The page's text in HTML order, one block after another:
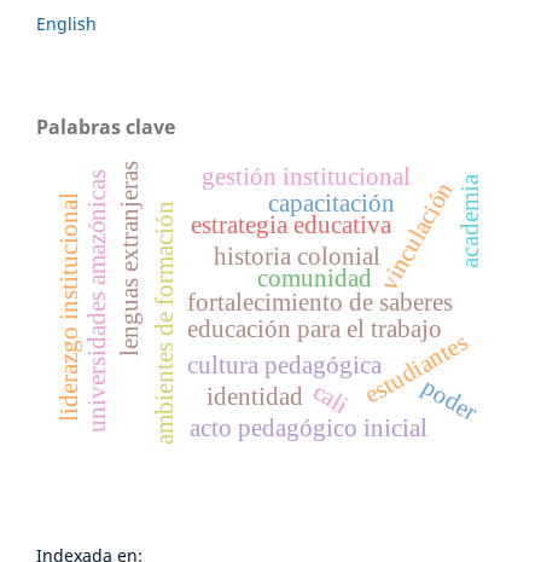
English
Palabras clave
historia colonial
estrategia educativa
comunidad
ambientes de formación capacitación
educación para el trabajo
fortalecimiento de saberes
estudiantes
lenguas extranjeras vinculación
acto pedagógico inicial
universidades amazónicas gestión institucional
liderazgo institucional academia
cultura pedagógica
identidad
poder
cali
Indexada en: